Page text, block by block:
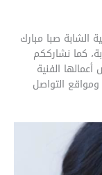
الشابة صبا مبارك
كما نشارككم
الفنية
التواصل